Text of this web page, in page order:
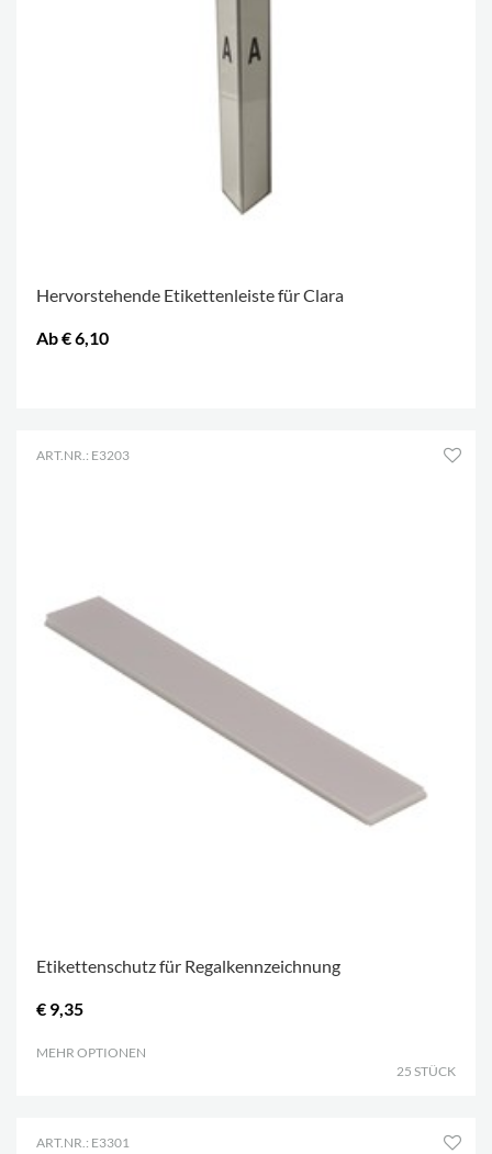
Hervorstehende Etikettenleiste für Clara
Ab € 6,10
ART.NR.: E3203
Etikettenschutz für Regalkennzeichnung
€ 9,35
MEHR OPTIONEN
25 STÜCK
ART.NR.: E3301